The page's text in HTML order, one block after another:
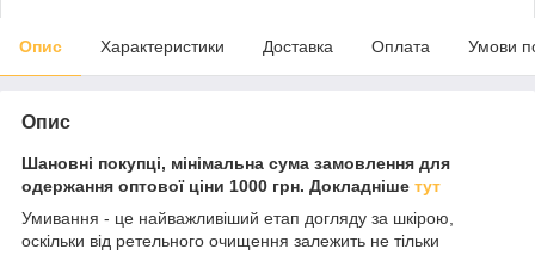
Опис Характеристики Доставка Оплата Умови
Опис
Шановні покупці, мінімальна сума замовлення для
одержання оптової ціни 1000 грн. Докладніше тут
Умивання - це найважливіший етап догляду за шкірою,
оскільки від ретельного очищення залежить не тільки